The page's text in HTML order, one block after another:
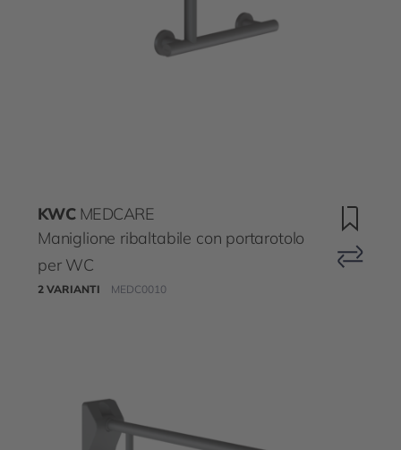
KWC MEDCARE
Maniglione ribaltabile con portarotolo
per WC
2 VARIANTI MEDC0010